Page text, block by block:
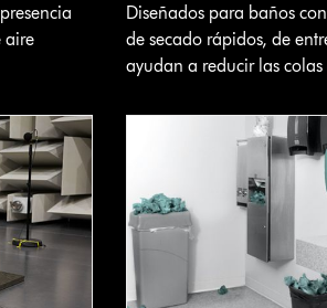
aire
Diseñados para baños
de secado rápidos, de
ayudan a reducir las